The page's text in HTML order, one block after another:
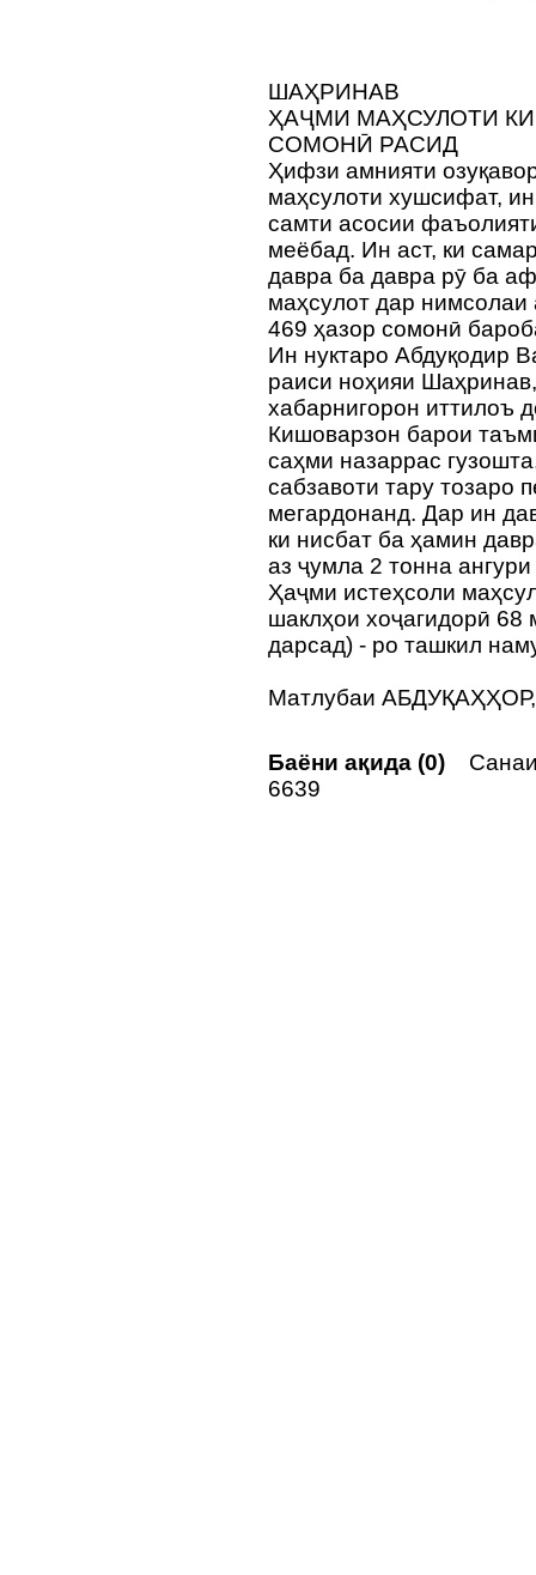
ШАҲРИНАВ
ҲАҶМИ МАҲСУЛОТИ
СОМОНӢ РАСИД
Ҳифзи амнияти
маҳсулоти хушсифат,
самти асосии
меёбад. Ин аст, ки
давра ба давра рӯ ба
маҳсулот дар
469 ҳазор сомонӣ
Ин нуктаро Абдуқодир
раиси ноҳияи
хабарнигорон иттилоъ
Кишоварзон барои
саҳми назаррас
сабзавоти тару тозаро
мегардонанд. Дар ин
ки нисбат ба ҳамин
аз ҷумла 2 тонна
Ҳаҷми истеҳсоли
шаклҳои хоҷагидорӣ
дарсад) - ро ташкил
Матлубаи АБДУҚАҲҲОР,
Баёни ақида (0)
6639